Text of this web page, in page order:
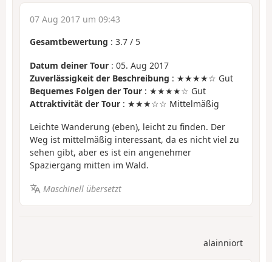
07 Aug 2017 um 09:43
Gesamtbewertung : 3.7 / 5
Datum deiner Tour : 05. Aug 2017
Zuverlässigkeit der Beschreibung : ★★★★☆ Gut
Bequemes Folgen der Tour : ★★★★☆ Gut
Attraktivität der Tour : ★★★☆☆ Mittelmäßig
Leichte Wanderung (eben), leicht zu finden. Der
Weg ist mittelmäßig interessant, da es nicht viel zu
sehen gibt, aber es ist ein angenehmer
Spaziergang mitten im Wald.
Maschinell übersetzt
alainniort